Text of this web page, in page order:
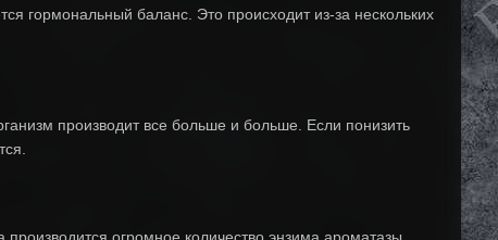
гормональный баланс. Это происходит из-за нескольких
производит все больше и больше. Если понизить